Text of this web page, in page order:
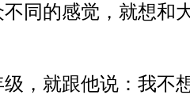
同的感觉，就想和
，就跟他说 ： 我不